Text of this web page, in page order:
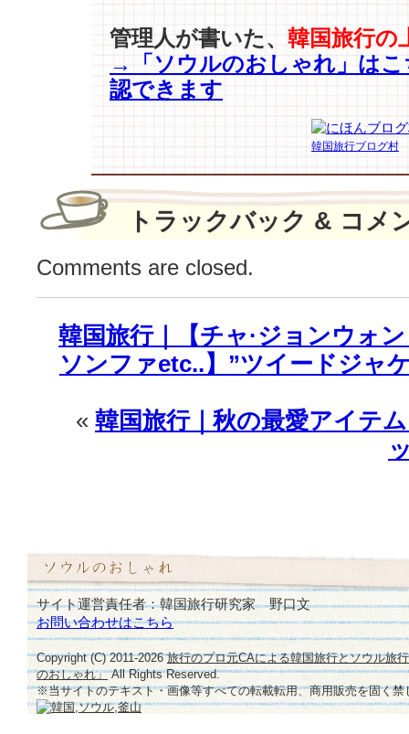
る
致
命
眼
差
「イ
メ
♪
は
管理人が書いた、 韓国旅行の
→「ソウルのおしゃれ」はこ
認できます
韓国旅行ブログ村
トラックバック & コメ
Comments are closed.
韓国旅行｜【チャ·ジョンウォ
ソンファetc..】”ツイードジャ
« 韓国旅行｜秋の最愛アイテ
サイト運営責任者：韓国旅行研究家 野口文
お問い合わせはこちら
Copyright (C) 2011-2026旅行のプロ元CAによる韓国旅行とソウル旅
のおしゃれ」All Rights Reserved.
※当サイトのテキスト・画像等すべての転載転用、商用販売を固く禁